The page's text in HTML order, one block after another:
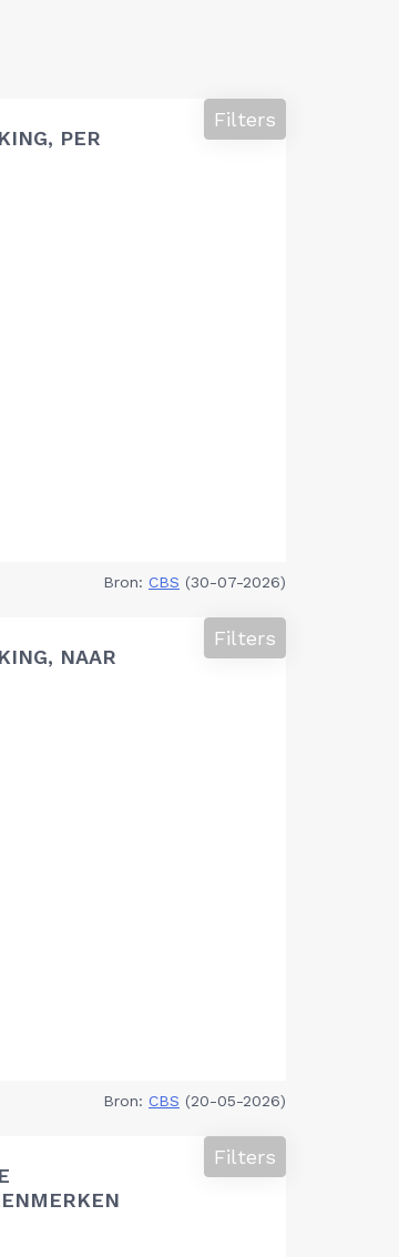
PER
Filters
Bron: CBS (30-07-2026)
NAAR
Filters
Bron: CBS (20-05-2026)
Filters